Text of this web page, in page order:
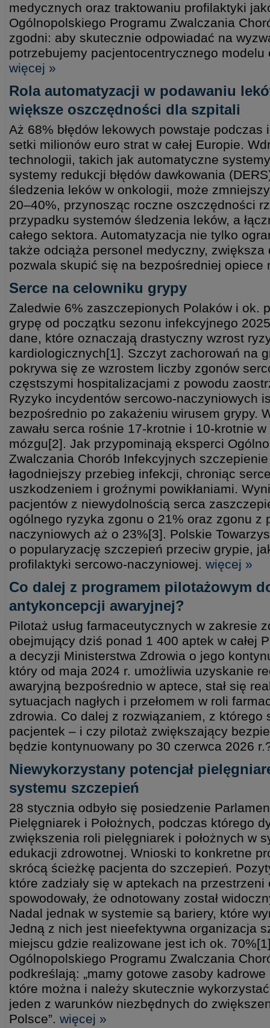
medycznych oraz traktowaniu profilaktyki
Ogólnopolskiego Programu Zwalczania
zgodni: aby skutecznie odpowiadać na
potrzebujemy pacjentocentrycznego
więcej »
Rola automatyzacji w podawaniu
większe oszczędności dla szpitali
Aż 68% błędów lekowych powstaje
setki milionów euro strat w całej Europie.
technologii, takich jak automatyczne
systemy redukcji błędów dawkowania
śledzenia leków w onkologii, może
20–40%, przynosząc roczne oszczędności
przypadku systemów śledzenia leków, a
całego sektora. Automatyzacja nie tylko
także odciąża personel medyczny, zwiększa
pozwala skupić się na bezpośredniej
Serce na celowniku grypy
Zaledwie 6% zaszczepionych Polaków i ok.
grypę od początku sezonu infekcyjnego
dane, które oznaczają drastyczny wzrost
kardiologicznych[1]. Szczyt zachorowań na
pokrywa się ze wzrostem liczby zgonów
częstszymi hospitalizacjami z powodu
Ryzyko incydentów sercowo-naczyniowych
bezpośrednio po zakażeniu wirusem grypy.
zawału serca rośnie 17-krotnie i 10-krotnie
mózgu[2]. Jak przypominają eksperci
Zwalczania Chorób Infekcyjnych
łagodniejszy przebieg infekcji, chroniąc
uszkodzeniem i groźnymi powikłaniami.
pacjentów z niewydolnością serca
ogólnego ryzyka zgonu o 21% oraz zgonu z
naczyniowych aż o 23%[3]. Polskie
o popularyzację szczepień przeciw grypie,
profilaktyki sercowo-naczyniowej. więcej »
Co dalej z programem pilotażowym
antykoncepcji awaryjnej?
Pilotaż usług farmaceutycznych w zakresie
obejmujący dziś ponad 1 400 aptek w całej
a decyzji Ministerstwa Zdrowia o jego
który od maja 2024 r. umożliwia uzyskanie
awaryjną bezpośrednio w aptece, stał się
sytuacjach nagłych i przełomem w roli
zdrowia. Co dalej z rozwiązaniem, z którego
pacjentek – i czy pilotaż zwiększający
będzie kontynuowany po 30 czerwca 2026
Niewykorzystany potencjał
systemu szczepień
28 stycznia odbyło się posiedzenie
Pielęgniarek i Położnych, podczas którego
zwiększenia roli pielęgniarek i położnych w
edukacji zdrowotnej. Wnioski to konkretne
skrócą ścieżkę pacjenta do szczepień.
które zadziały się w aptekach na
spowodowały, że odnotowany został
Nadal jednak w systemie są bariery, które
Jedną z nich jest nieefektywna organizacja
miejscu gdzie realizowane jest ich ok.
Ogólnopolskiego Programu Zwalczania
podkreślają: „mamy gotowe zasoby
które można i należy skutecznie
jeden z warunków niezbędnych do
Polsce”. więcej »